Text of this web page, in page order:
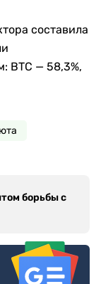
составила
BTC — 58,3%,
борьбы с